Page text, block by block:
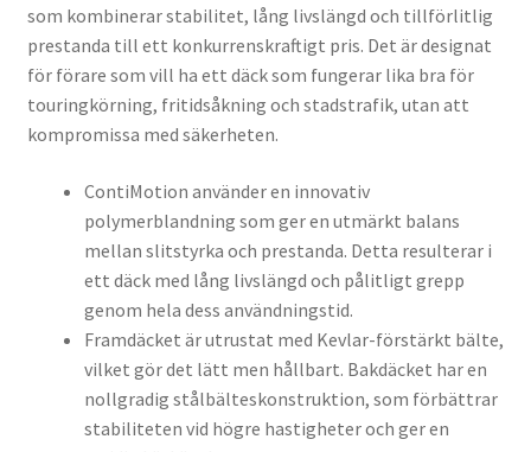
som kombinerar stabilitet, lång livslängd och tillförlitlig
prestanda till ett konkurrenskraftigt pris. Det är designat
för förare som vill ha ett däck som fungerar lika bra för
touringkörning, fritidsåkning och stadstrafik, utan att
kompromissa med säkerheten.
ContiMotion använder en innovativ
polymerblandning som ger en utmärkt balans
mellan slitstyrka och prestanda. Detta resulterar i
ett däck med lång livslängd och pålitligt grepp
genom hela dess användningstid.
Framdäcket är utrustat med Kevlar-förstärkt bälte,
vilket gör det lätt men hållbart. Bakdäcket har en
nollgradig stålbälteskonstruktion, som förbättrar
stabiliteten vid högre hastigheter och ger en